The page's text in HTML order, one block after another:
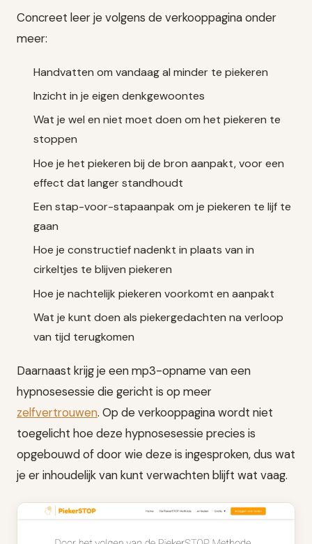
Concreet leer je volgens de verkooppagina onder
meer:
Handvatten om vandaag al minder te piekeren
Inzicht in je eigen denkgewoontes
Wat je wel en niet moet doen om het piekeren te
stoppen
Hoe je het piekeren bij de bron aanpakt, voor een
effect dat langer standhoudt
Een stap-voor-stapaanpak om je piekeren te lijf te
gaan
Hoe je constructief nadenkt in plaats van in
cirkeltjes te blijven piekeren
Hoe je nachtelijk piekeren voorkomt en aanpakt
Wat je kunt doen als piekergedachten na verloop
van tijd terugkomen
Daarnaast krijg je een mp3-opname van een
hypnosesessie die gericht is op meer
zelfvertrouwen. Op de verkooppagina wordt niet
toegelicht hoe deze hypnosesessie precies is
opgebouwd of door wie deze is ingesproken, dus wat
je er inhoudelijk van kunt verwachten blijft wat vaag.